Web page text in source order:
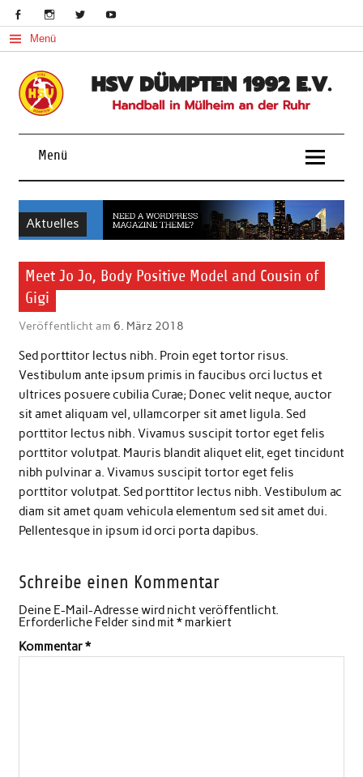
content
Menü
Handball in Mülheim an der Ruhr
Menü
Aktuelles
Meet Jo Jo, Body Positive Model and Cousin of
Gigi
Veröffentlicht am 6. März 2018
Sed porttitor lectus nibh. Proin eget tortor risus.
Vestibulum ante ipsum primis in faucibus orci luctus et
ultrices posuere cubilia Curae; Donec velit neque, auctor
sit amet aliquam vel, ullamcorper sit amet ligula. Sed
porttitor lectus nibh. Vivamus suscipit tortor eget felis
porttitor volutpat. Mauris blandit aliquet elit, eget tincidunt
nibh pulvinar a. Vivamus suscipit tortor eget felis
porttitor volutpat. Sed porttitor lectus nibh. Vestibulum ac
diam sit amet quam vehicula elementum sed sit amet dui.
Pellentesque in ipsum id orci porta dapibus.
Schreibe einen Kommentar
Deine E-Mail-Adresse wird nicht veröffentlicht.
Erforderliche Felder sind mit*markiert
Kommentar*